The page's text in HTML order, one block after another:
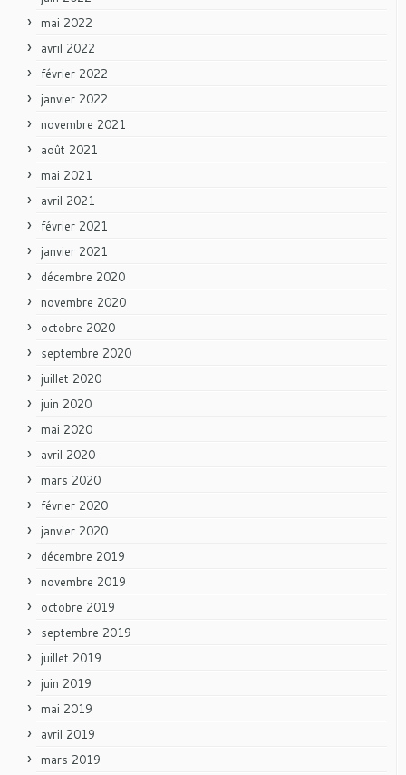
mai 2022
avril 2022
février 2022
janvier 2022
novembre 2021
août 2021
mai 2021
avril 2021
février 2021
janvier 2021
décembre 2020
novembre 2020
octobre 2020
septembre 2020
juillet 2020
juin 2020
mai 2020
avril 2020
mars 2020
février 2020
janvier 2020
décembre 2019
novembre 2019
octobre 2019
septembre 2019
juillet 2019
juin 2019
mai 2019
avril 2019
mars 2019